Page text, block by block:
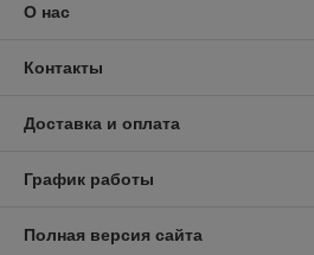
О нас
Контакты
Доставка и оплата
График работы
Полная версия сайта